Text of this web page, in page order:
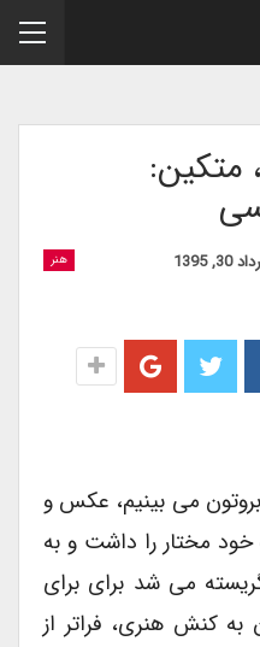
هنر(۳۶)، متکین:
هنر
می بینیم، عکس و
مختار را داشت و به
می شد برای برای
کنش هنری، فراتر از